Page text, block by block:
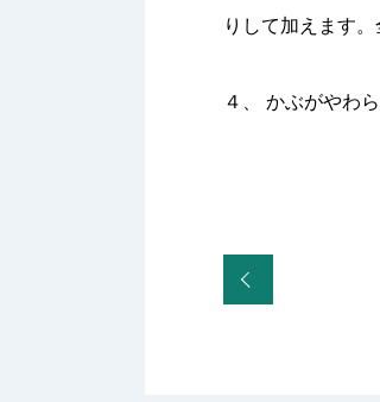
りして加えます
４、 かぶがやわ